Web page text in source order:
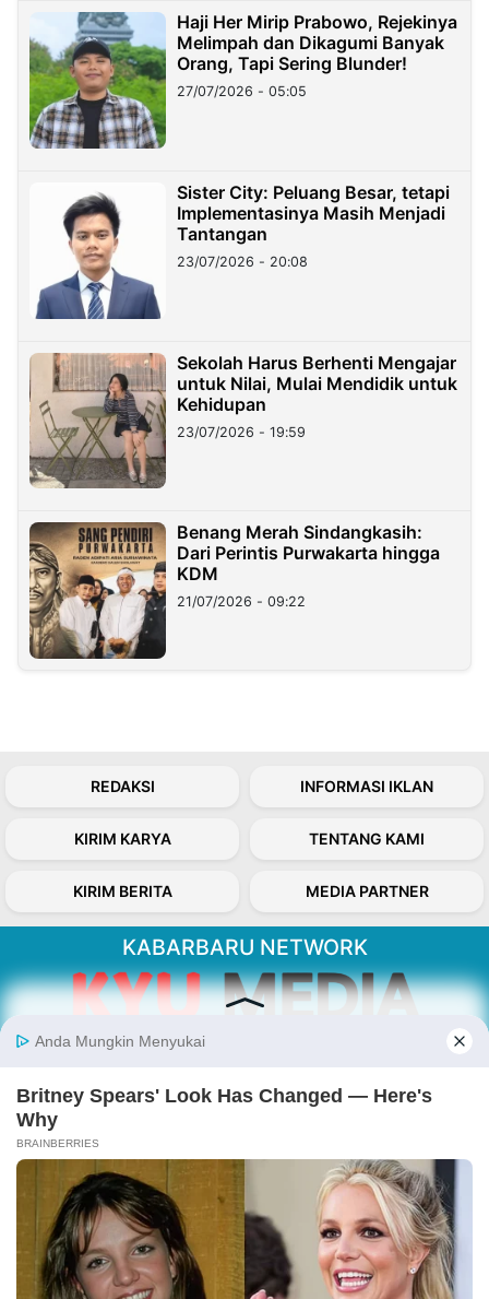
Haji Her Mirip Prabowo, Rejekinya
Melimpah dan Dikagumi Banyak
Orang, Tapi Sering Blunder!
27/07/2026 - 05:05
Sister City: Peluang Besar, tetapi
Implementasinya Masih Menjadi
Tantangan
23/07/2026 - 20:08
Sekolah Harus Berhenti Mengajar
untuk Nilai, Mulai Mendidik untuk
Kehidupan
23/07/2026 - 19:59
Benang Merah Sindangkasih:
Dari Perintis Purwakarta hingga
KDM
21/07/2026 - 09:22
REDAKSI INFORMASI IKLAN
KIRIM KARYA TENTANG KAMI
KIRIM BERITA MEDIA PARTNER
KABARBARU NETWORK
Follow Kabarbaru